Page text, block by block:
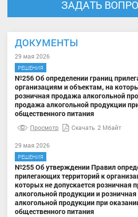
ЗАДАТЬ
ДОКУМЕНТЫ
29 мая 2026
РЕШЕНИЯ
№256 Об определении границ
организациям и объектам, на
розничная продажа алкогольной
продажа алкогольной продукции
общественного питания
Просмотр Скачать 2 Мбайт
29 мая 2026
РЕШЕНИЯ
№255 Об утверждении Правил
прилегающих территорий к
которых не допускается розничная
алкогольной продукции и
алкогольной продукции при
общественного питания